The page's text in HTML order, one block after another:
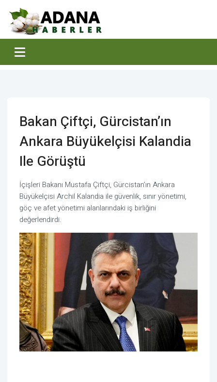
Bakan Çiftçi, Gürcistan’ın
Ankara Büyükelçisi Kalandia
Ile Görüştü
İçişleri Bakanı Mustafa Çiftçi, Gürcistan’ın Ankara
Büyükelçisi Archil Kalandia ile güvenlik, sınır yönetimi,
göç ve afet yönetimi alanlarındaki iş birliğini
değerlendirdi.